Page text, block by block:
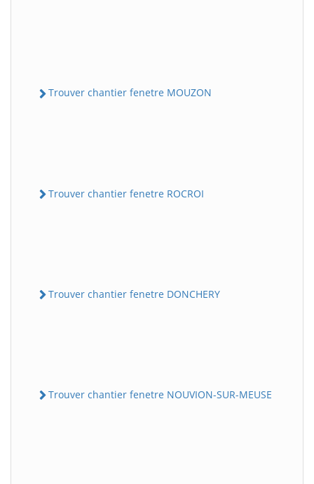
Trouver chantier fenetre MOUZON
Trouver chantier fenetre ROCROI
Trouver chantier fenetre DONCHERY
Trouver chantier fenetre NOUVION-SUR-MEUSE